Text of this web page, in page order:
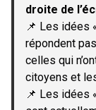
droite de
📌 Les idées
répondent
celles qui
citoyens et
📌 Les idées